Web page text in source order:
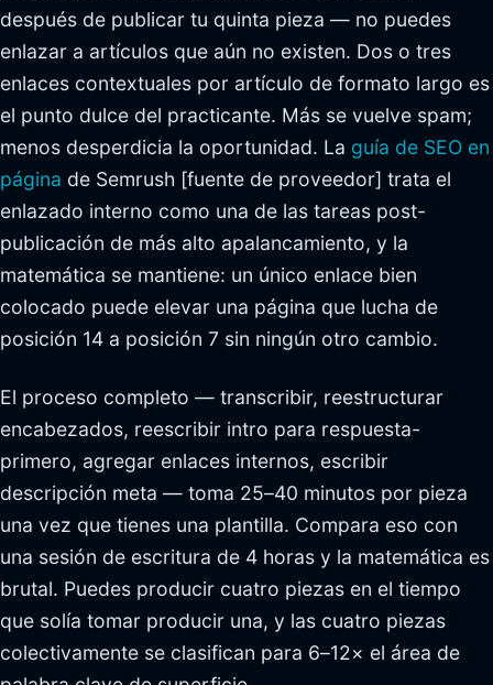
después de publicar tu quinta pieza — no puedes
enlazar a artículos que aún no existen. Dos o tres
enlaces contextuales por artículo de formato largo es
el punto dulce del practicante. Más se vuelve spam;
menos desperdicia la oportunidad. La guía de SEO en
página de Semrush [fuente de proveedor] trata el
enlazado interno como una de las tareas post-
publicación de más alto apalancamiento, y la
matemática se mantiene: un único enlace bien
colocado puede elevar una página que lucha de
posición 14 a posición 7 sin ningún otro cambio.
El proceso completo — transcribir, reestructurar
encabezados, reescribir intro para respuesta-
primero, agregar enlaces internos, escribir
descripción meta — toma 25–40 minutos por pieza
una vez que tienes una plantilla. Compara eso con
una sesión de escritura de 4 horas y la matemática es
brutal. Puedes producir cuatro piezas en el tiempo
que solía tomar producir una, y las cuatro piezas
colectivamente se clasifican para 6–12× el área de